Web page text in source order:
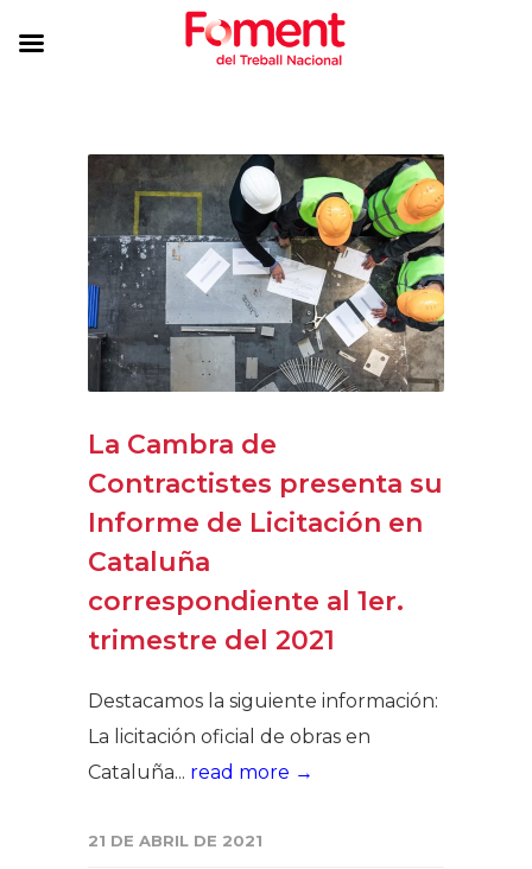
La Cambra de
Contractistes presenta su
Informe de Licitación en
Cataluña
correspondiente al 1er.
trimestre del 2021
Destacamos la siguiente información:
La licitación oficial de obras en
Cataluña... read more →
21 DE ABRIL DE 2021